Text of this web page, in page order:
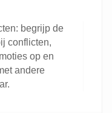
begrijp de
conflicten,
op en
andere